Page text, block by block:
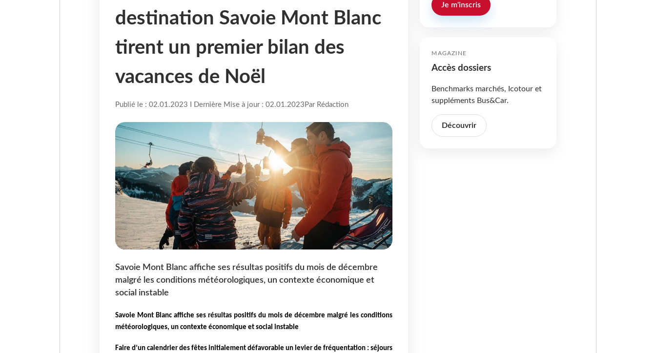
destination Savoie Mont Blanc
tirent un premier bilan des
vacances de Noël
Publié le : 02.01.2023 I Dernière Mise à jour : 02.01.2023 Par Rédaction
Savoie Mont Blanc affiche ses résultas positifs du mois de décembre
malgré les conditions météorologiques, un contexte économique et
social instable
Savoie Mont Blanc affiche ses résultas positifs du mois de décembre malgré les conditions
météorologiques, un contexte économique et social instable
Faire d’un calendrier des fêtes initialement défavorable un levier de fréquentation : séjours
Je m'inscris
MAGAZINE
Accès dossiers
Benchmarks marchés, Icotour et
suppléments Bus&Car.
Découvrir